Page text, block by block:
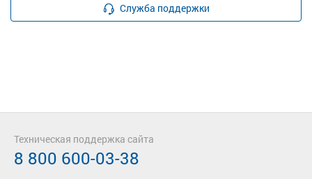
Служба поддержки
Техническая поддержка сайта
8 800 600-03-38